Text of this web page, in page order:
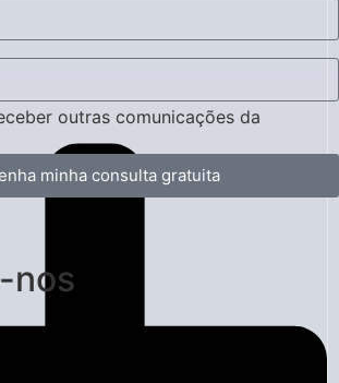
outras comunicações da
minha consulta gratuita
nos